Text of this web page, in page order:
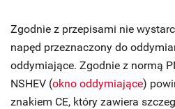
Zgodnie z przepisami nie
napęd przeznaczony do
oddymiające. Zgodnie z normą
NSHEV (okno oddymiające)
znakiem CE, który zawiera